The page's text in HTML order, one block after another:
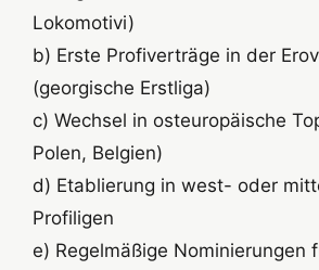
Lokomotivi)
b) Erste Profiverträge in der
(georgische Erstliga)
c) Wechsel in osteuropäische
Polen, Belgien)
d) Etablierung in west- oder
Profiligen
e) Regelmäßige Nominierungen